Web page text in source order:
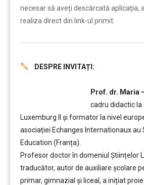
necesar să aveți descărcată aplicația,
realiza direct din link-ul primit.
DESPRE INVITAȚI:
Prof. dr. Maria
cadru didactic la
Luxemburg II și formator la nivel
asociației Echanges Internationaux au
Education (Franța).
Profesor doctor în domeniul Științelor
traducător, autor de auxiliare școlare
primar, gimnazial și liceal, a inițiat